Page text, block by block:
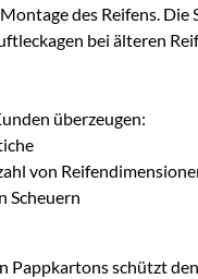
des Reifens. Die
bei älteren
überzeugen:
von
Scheuern
Pappkartons schützt